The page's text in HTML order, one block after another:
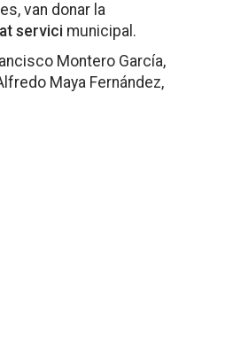
van donar la
servici municipal.
Montero García,
Maya Fernández,